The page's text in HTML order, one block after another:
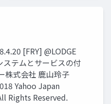
[FRY] @LODGE
ステムとサービスの付
株式会社 鹿山玲子
Yahoo Japan
Rights Reserved.